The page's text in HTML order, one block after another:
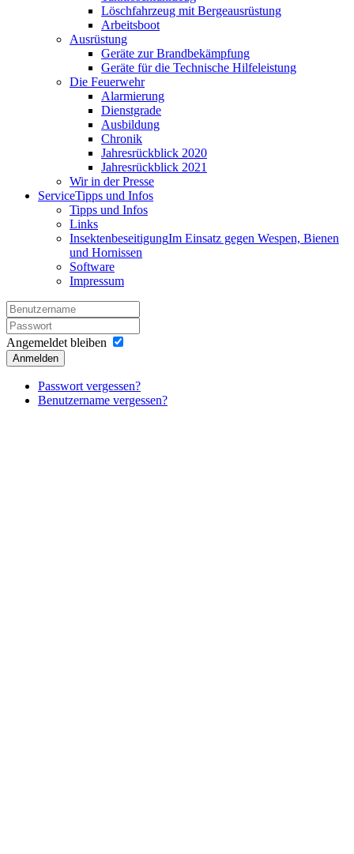
Löschfahrzeug mit Bergeausrüstung
Arbeitsboot
Ausrüstung
Geräte zur Brandbekämpfung
Geräte für die Technische Hilfeleistung
Die Feuerwehr
Alarmierung
Dienstgrade
Ausbildung
Chronik
Jahresrückblick 2020
Jahresrückblick 2021
Wir in der Presse
ServiceTipps und Infos
Tipps und Infos
Links
InsektenbeseitigungIm Einsatz gegen Wespen, Bienen
und Hornissen
Software
Impressum
Angemeldet bleiben
Anmelden
Passwort vergessen?
Benutzername vergessen?